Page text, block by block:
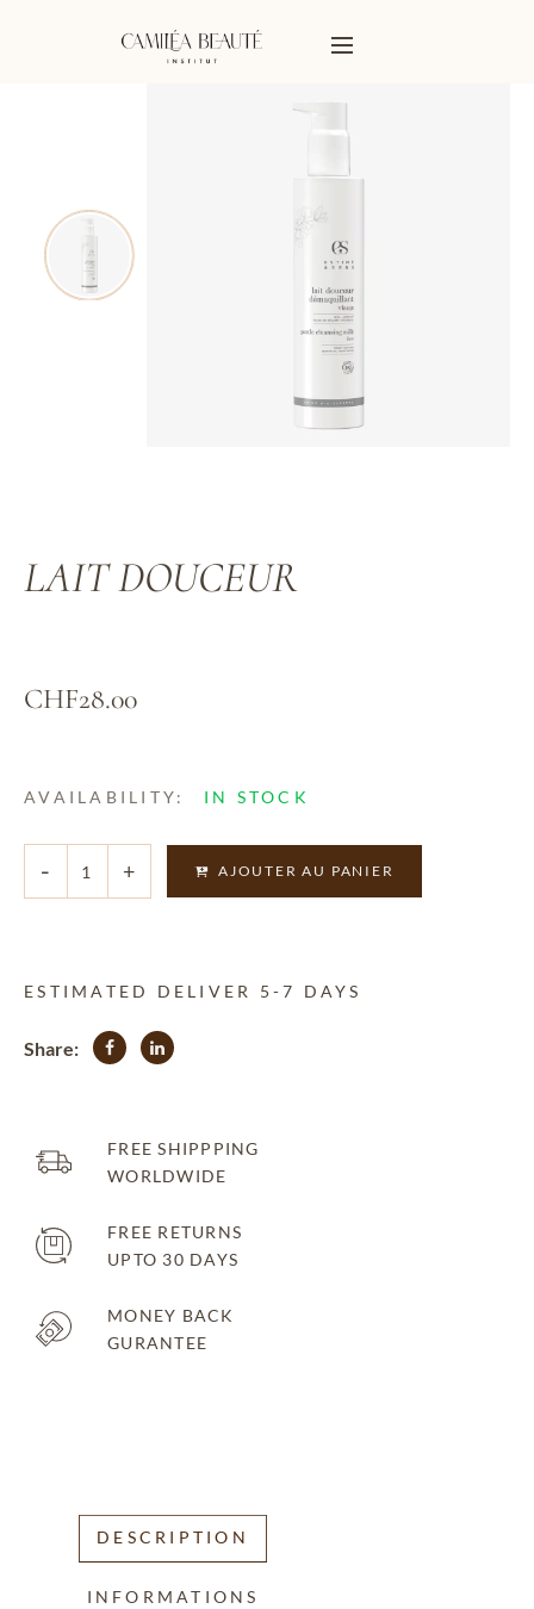
LAIT DOUCEUR
CHF28.00
AVAILABILITY: IN STOCK
AJOUTER AU PANIER
ESTIMATED DELIVER 5-7 DAYS
Share:
FREE SHIPPPING
WORLDWIDE
FREE RETURNS
UPTO 30 DAYS
MONEY BACK
GURANTEE
DESCRIPTION
INFORMATIONS